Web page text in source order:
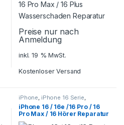
Preise nur nach
Anmeldung
inkl. 19 % MwSt.
Kostenloser Versand
iPhone, iPhone 16 Serie,
Smartphone Reparatur
iPhone 16 / 16e /16 Pro / 16
Pro Max / 16 Hörer Reparatur